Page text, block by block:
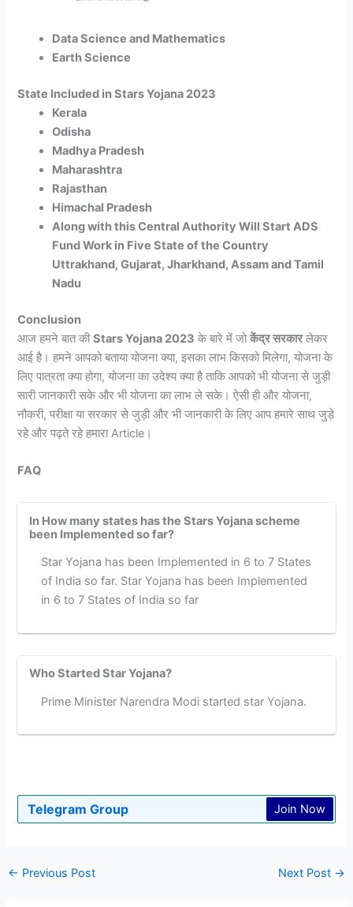
Data Science and Mathematics
Earth Science
State Included in Stars Yojana 2023
Kerala
Odisha
Madhya Pradesh
Maharashtra
Rajasthan
Himachal Pradesh
Along with this Central Authority Will Start ADS
Fund Work in Five State of the Country
Uttrakhand, Gujarat, Jharkhand, Assam and Tamil
Nadu
Conclusion
आज हमने बात कीStars Yojana 2023 के बारे में जोकेंद्र सरकारलेकर
आई है। हमने आपको बताया योजना क्या, इसका लाभ किसको मिलेगा, योजना के
लिए पात्रता क्या होगा, योजना का उदेश्य क्या है ताकि आपको भी योजना से जुड़ी
सारी जानकारी सके और भी योजना का लाभ ले सके। ऐसी ही और योजना,
नौकरी, परीक्षा या सरकार से जुड़ी और भी जानकारी के लिए आप हमारे साथ जुड़े
रहे और पढ़ते रहे हमारा Article।
FAQ
In How many states has the Stars Yojana scheme
been Implemented so far?
Star Yojana has been Implemented in 6 to 7 States
of India so far. Star Yojana has been Implemented
in 6 to 7 States of India so far
Who Started Star Yojana?
Prime Minister Narendra Modi started star Yojana.
Telegram Group Join Now
← Previous Post Next Post →